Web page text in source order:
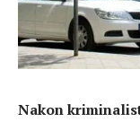
Nakon